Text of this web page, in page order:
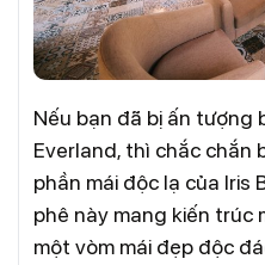
Nếu bạn đã bị ấn tượng
Everland, thì chắc chắn
phần mái độc lạ của Iris
phê này mang kiến trúc
một vòm mái đẹp độc